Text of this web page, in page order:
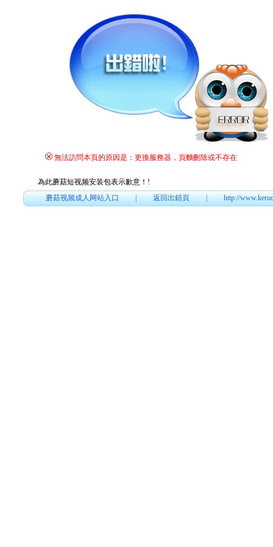
無法訪問本頁的原因是：更換服務器，頁麵刪除或不存在
為此蘑菇短视频安装包表示歉意！ !
蘑菇视频成人网站入口|返回出錯頁|http://